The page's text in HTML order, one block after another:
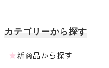
カテゴリーから探す
新商品から探す